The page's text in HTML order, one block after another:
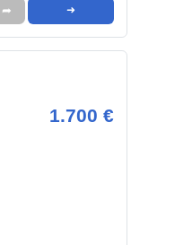
➦ ➜
1.700 €